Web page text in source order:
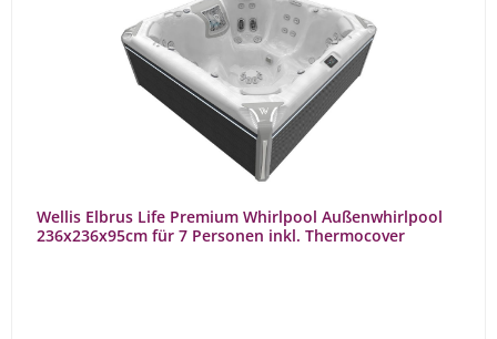
Wellis Elbrus Life Premium Whirlpool Außenwhirlpool
236x236x95cm für 7 Personen inkl. Thermocover